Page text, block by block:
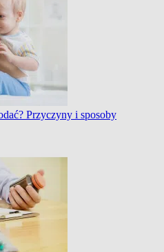
Przyczyny i sposoby